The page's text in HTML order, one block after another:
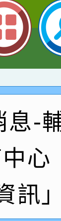
師王
競賽
林老
參加
瑛教
-第二
參與
科學
名。
參加
教
阿巴
園市
師王
四年
競賽
林老師
參加
瑛教
-第二
參與
科學
息-
訊